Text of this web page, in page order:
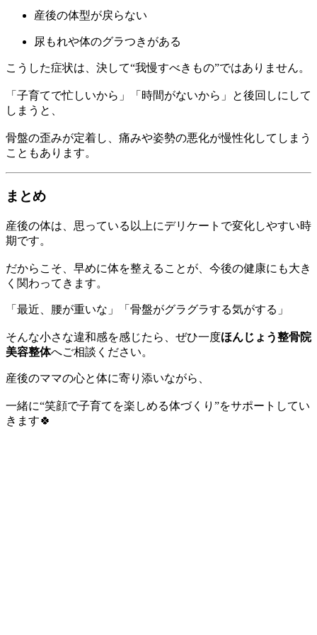
産後の体型が戻らない
尿もれや体のグラつきがある
こうした症状は、決して“我慢すべきもの”ではありません。
「子育てで忙しいから」「時間がないから」と後回しにして
しまうと、
骨盤の歪みが定着し、痛みや姿勢の悪化が慢性化してしまう
こともあります。
まとめ
産後の体は、思っている以上にデリケートで変化しやすい時
期です。
だからこそ、早めに体を整えることが、今後の健康にも大き
く関わってきます。
「最近、腰が重いな」「骨盤がグラグラする気がする」
そんな小さな違和感を感じたら、ぜひ一度ほんじょう整骨院
美容整体へご相談ください。
産後のママの心と体に寄り添いながら、
一緒に“笑顔で子育てを楽しめる体づくり”をサポートしてい
きます🍀